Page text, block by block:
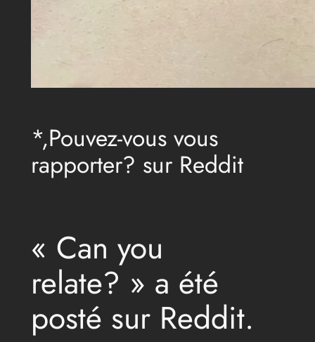
*,Pouvez-vous vous
rapporter? sur Reddit
« Can you
relate? » a été
posté sur Reddit.